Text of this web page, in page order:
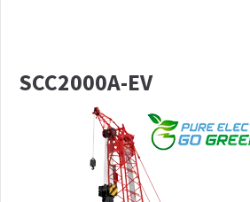
SCC2000A-EV